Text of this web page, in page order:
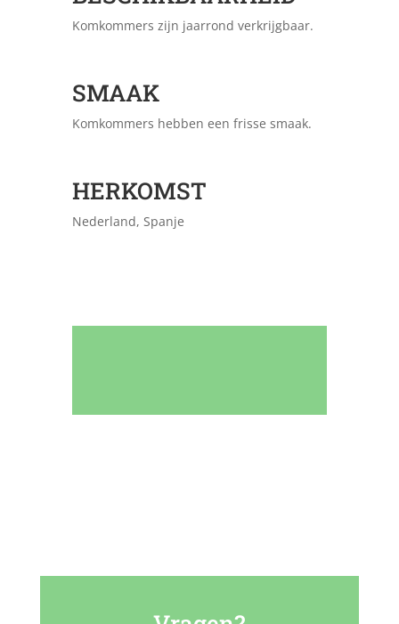
Komkommers zijn jaarrond verkrijgbaar.
SMAAK
Komkommers hebben een frisse smaak.
HERKOMST
Nederland, Spanje